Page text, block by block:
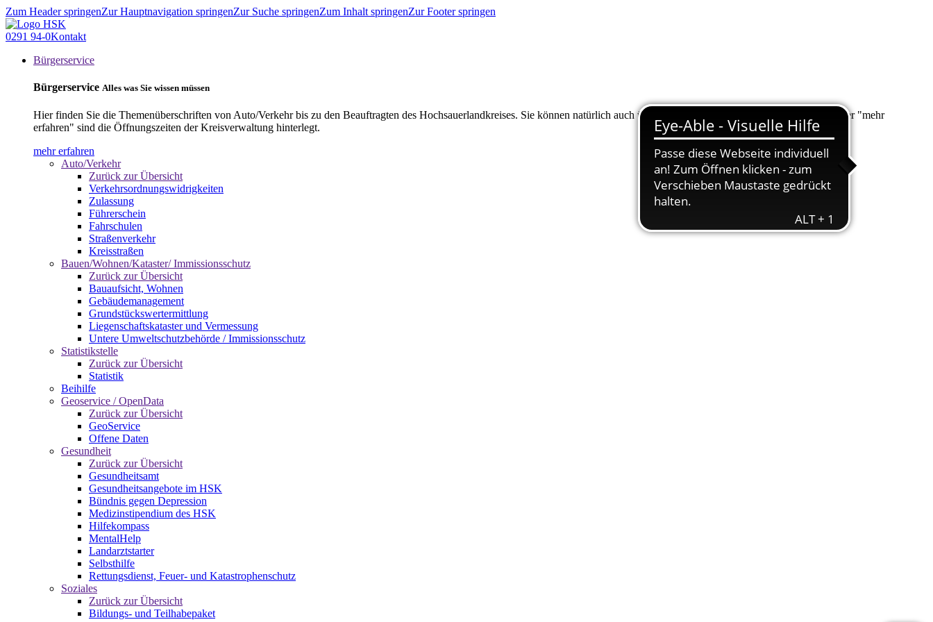
Zum Header springenZur Hauptnavigation springenZur Suche springenZum Inhalt springenZur Footer springen
0291 94-0Kontakt
Bürgerservice
Bürgerservice Alles was Sie wissen müssen
Hier finden Sie die Themenüberschriften von Auto/Verkehr bis zu den Beauftragten des Hochsauerlandkreises. Sie können natürlich auch über "Suche" nach Ihrem Anliegen suchen. Unter "mehr
erfahren" sind die Öffnungszeiten der Kreisverwaltung hinterlegt.
mehr erfahren
Auto/Verkehr
Zurück zur Übersicht
Verkehrsordnungswidrigkeiten
Zulassung
Führerschein
Fahrschulen
Straßenverkehr
Kreisstraßen
Bauen/Wohnen/Kataster/ Immissionsschutz
Zurück zur Übersicht
Bauaufsicht, Wohnen
Gebäudemanagement
Grundstückswertermittlung
Liegenschaftskataster und Vermessung
Untere Umweltschutzbehörde / Immissionsschutz
Statistikstelle
Zurück zur Übersicht
Statistik
Beihilfe
Geoservice / OpenData
Zurück zur Übersicht
GeoService
Offene Daten
Gesundheit
Zurück zur Übersicht
Gesundheitsamt
Gesundheitsangebote im HSK
Bündnis gegen Depression
Medizinstipendium des HSK
Hilfekompass
MentalHelp
Landarztstarter
Selbsthilfe
Rettungsdienst, Feuer- und Katastrophenschutz
Soziales
Zurück zur Übersicht
Bildungs- und Teilhabepaket